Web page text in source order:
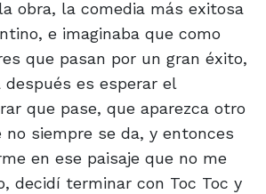
obra, la comedia más exitosa
e imaginaba que como
que pasan por un gran éxito,
es esperar el
que pase, que aparezca otro
no siempre se da, y entonces
en ese paisaje que no me
decidí terminar con Toc Toc y